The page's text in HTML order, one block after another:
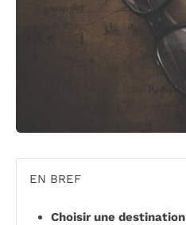
EN BREF
Choisir une destination